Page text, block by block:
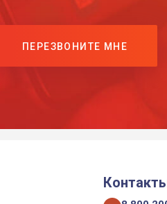
ПЕРЕЗВОНИТЕ МНЕ